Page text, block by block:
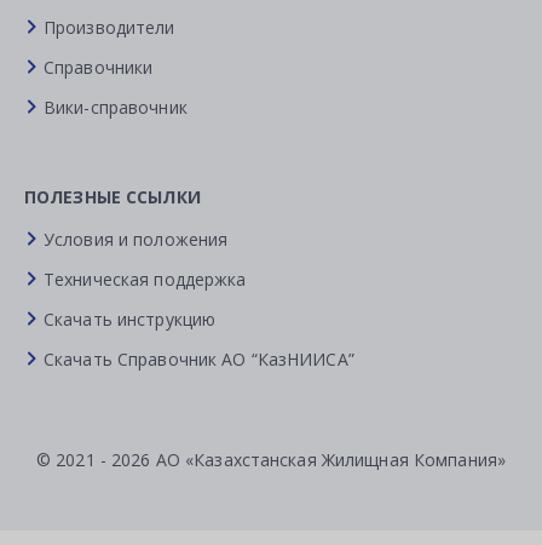
Производители
Справочники
Вики-справочник
ПОЛЕЗНЫЕ ССЫЛКИ
Условия и положения
Техническая поддержка
Скачать инструкцию
Скачать Справочник АО “КазНИИСА”
© 2021 - 2026 АО «Казахстанская Жилищная Компания»